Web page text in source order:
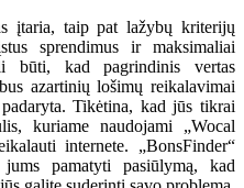
įtaria, taip pat lažybų kriterijų
sprendimus ir maksimaliai
būti, kad pagrindinis vertas
azartinių lošimų reikalavimai
Tikėtina, kad jūs tikrai
kuriame naudojami „Wocal
internete. „BonsFinder“
jums pamatyti pasiūlymą, kad